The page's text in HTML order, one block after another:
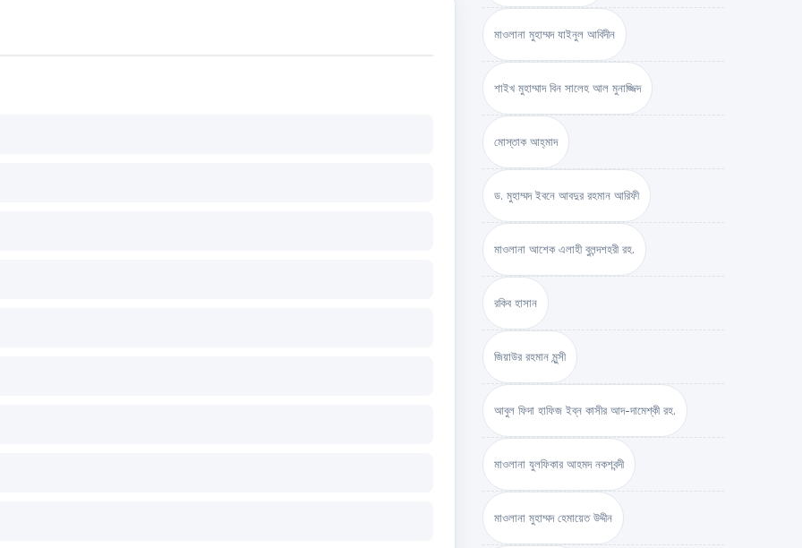
মাওলানা মুহাম্মদ যাইনুল আবিদীন
শাইখ মুহাম্মাদ বিন সালেহ আল মুনাজ্জিদ
মোস্তাক আহ্‌মাদ
ড. মুহাম্মদ ইবনে আবদুর রহমান আরিফী
মাওলানা আশেক এলাহী বুলন্দশহরী রহ.
রকিব হাসান
জিয়াউর রহমান মুন্সী
আবুল ফিদা হাফিজ ইব্‌ন কাসীর আদ-দামেশ্‌কী রহ.
মাওলানা যুলফিকার আহমদ নকশবন্দী
মাওলানা মুহাম্মদ হেমায়েত উদ্দীন